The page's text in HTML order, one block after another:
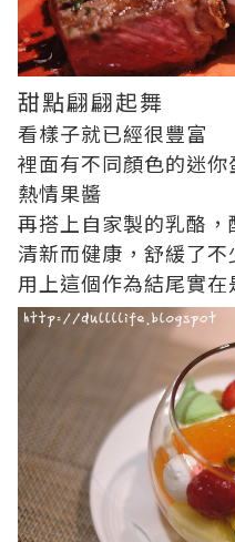
甜點翩翩起舞
看樣子就已經很豐富
裡面有不同顏色的迷你
熱情果醬
再搭上自家製的乳酪，
清新而健康，舒緩了
用上這個作為結尾實在